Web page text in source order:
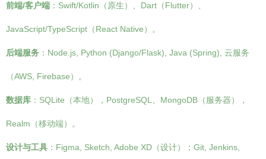
前端/客户端 ：Swift/Kotlin（原生）、Dart（Flutter）、
JavaScript/TypeScript（React Native）。
后端服务 ：Node.js, Python (Django/Flask), Java (Spring), 云服务
（AWS, Firebase）。
数据库 ：SQLite（本地），PostgreSQL、MongoDB（服务器），
Realm（移动端）。
设计与工具 ：Figma, Sketch, Adobe XD（设计）；Git, Jenkins,